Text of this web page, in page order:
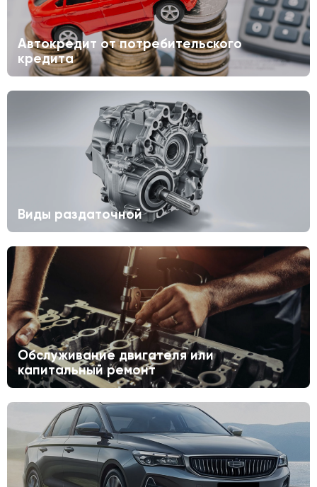
Автокредит от потребительского
кредита
Виды раздаточной
Обслуживание двигателя или
капитальный ремонт